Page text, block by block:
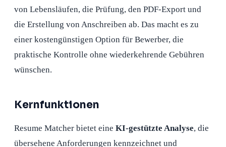
von Lebensläufen, die Prüfung, den PDF-Export und
die Erstellung von Anschreiben ab. Das macht es zu
einer kostengünstigen Option für Bewerber, die
praktische Kontrolle ohne wiederkehrende Gebühren
wünschen.
Kernfunktionen
Resume Matcher bietet eine KI-gestützte Analyse, die
übersehene Anforderungen kennzeichnet und